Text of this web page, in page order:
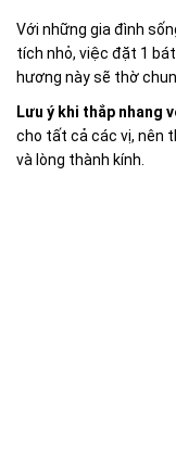
Với những gia đình
tích nhỏ, việc đặt 1
hương này sẽ thờ
Lưu ý khi thắp nhang
cho tất cả các vị, nên
và lòng thành kính.